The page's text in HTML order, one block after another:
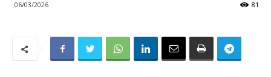
06/03/2026 81